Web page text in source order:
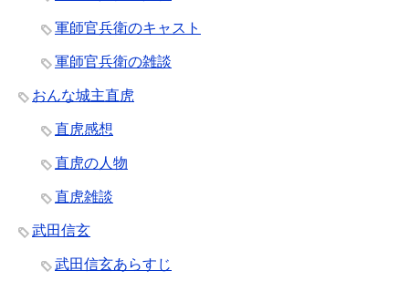
軍師官兵衛のキャスト
軍師官兵衛の雑談
おんな城主直虎
直虎感想
直虎の人物
直虎雑談
武田信玄
武田信玄あらすじ